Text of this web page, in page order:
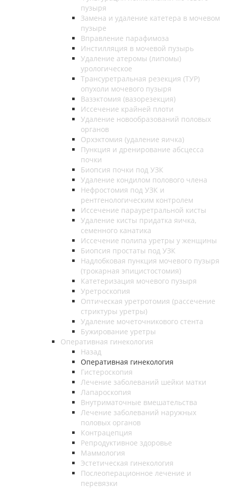
пузыря
Замена и удаление катетера в мочевом
пузыре
Вправление парафимоза
Инстилляция в мочевой пузырь
Удаление атеромы (липомы)
урологическое
Трансуретральная резекция (ТУР)
опухоли мочевого пузыря
Вазэктомия (вазорезекция)
Иссечение крайней плоти
Удаление новообразований половых
органов
Орхэктомия (удаление яичка)
Пункция и дренирование абсцесса
почки
Биопсия почки под УЗК
Удаление кондилом полового члена
Нефростомия под УЗК и
рентгенологическим контролем
Иссечение парауретральной кисты
Удаление кисты придатка яичка,
семенного канатика
Иссечение полипа уретры у женщины
Биопсия простаты под УЗК
Надлобковая пункция мочевого пузыря
(трокарная эпицистостомия)
Катетеризация мочевого пузыря
Уретроскопия
Оптическая уретротомия (рассечение
стриктуры уретры)
Удаление мочеточникового стента
Бужирование уретры
Оперативная гинекология
Назад
Оперативная гинекология
Гистероскопия
Лечение заболеваний шейки матки
Лапароскопия
Внутриматочные вмешательства
Лечение заболеваний наружных
половых органов
Контрацепция
Репродуктивное здоровье
Маммология
Эстетическая гинекология
Послеоперационное лечение и
перевязки